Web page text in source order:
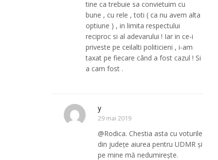
tine ca trebuie sa convietuim cu
bune , cu rele , toti ( ca nu avem alta
optiune ) , in limita respectului
reciproc si al adevarului ! Iar in ce-i
priveste pe ceilalti politicieni , i-am
taxat pe fiecare când a fost cazul ! Si
a cam fost .
y
29 mai 2019
@Rodica. Chestia asta cu voturile
din județe aiurea pentru UDMR și
pe mine mă nedumirește.